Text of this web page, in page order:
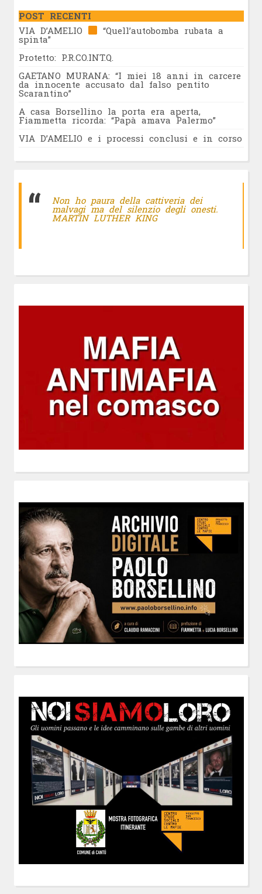
POST RECENTI
VIA D’AMELIO
“Quell’autobomba rubata a
spinta”
Protetto: P.R.CO.INT.Q.
GAETANO MURANA: “I miei 18 anni in carcere
da innocente accusato dal falso pentito
Scarantino”
A casa Borsellino la porta era aperta,
Fiammetta ricorda: “Papà amava Palermo”
VIA D’AMELIO e i processi conclusi e in corso
Non ho paura della cattiveria dei
malvagi ma del silenzio degli onesti.
MARTIN LUTHER KING